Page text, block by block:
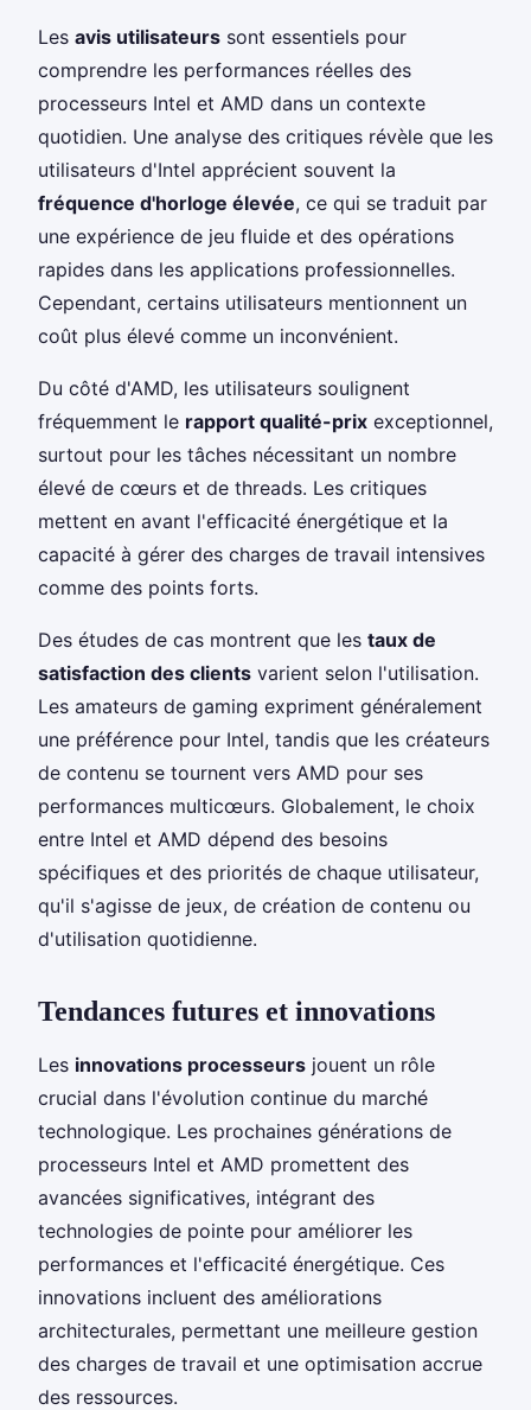
Les avis utilisateurs sont essentiels pour
comprendre les performances réelles des
processeurs Intel et AMD dans un contexte
quotidien. Une analyse des critiques révèle que les
utilisateurs d'Intel apprécient souvent la
fréquence d'horloge élevée, ce qui se traduit par
une expérience de jeu fluide et des opérations
rapides dans les applications professionnelles.
Cependant, certains utilisateurs mentionnent un
coût plus élevé comme un inconvénient.
Du côté d'AMD, les utilisateurs soulignent
fréquemment le rapport qualité-prix exceptionnel,
surtout pour les tâches nécessitant un nombre
élevé de cœurs et de threads. Les critiques
mettent en avant l'efficacité énergétique et la
capacité à gérer des charges de travail intensives
comme des points forts.
Des études de cas montrent que les taux de
satisfaction des clients varient selon l'utilisation.
Les amateurs de gaming expriment généralement
une préférence pour Intel, tandis que les créateurs
de contenu se tournent vers AMD pour ses
performances multicœurs. Globalement, le choix
entre Intel et AMD dépend des besoins
spécifiques et des priorités de chaque utilisateur,
qu'il s'agisse de jeux, de création de contenu ou
d'utilisation quotidienne.
Tendances futures et innovations
Les innovations processeurs jouent un rôle
crucial dans l'évolution continue du marché
technologique. Les prochaines générations de
processeurs Intel et AMD promettent des
avancées significatives, intégrant des
technologies de pointe pour améliorer les
performances et l'efficacité énergétique. Ces
innovations incluent des améliorations
architecturales, permettant une meilleure gestion
des charges de travail et une optimisation accrue
des ressources.